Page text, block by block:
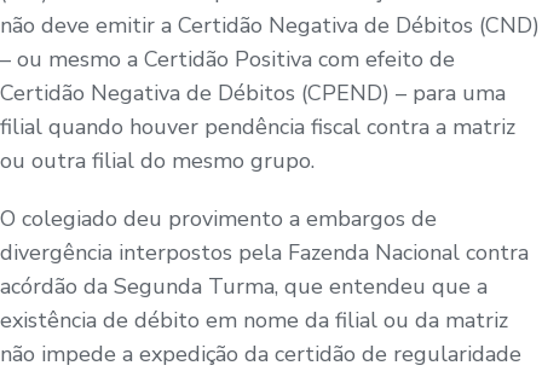
não deve emitir a Certidão Negativa de Débitos (CND)
– ou mesmo a Certidão Positiva com efeito de
Certidão Negativa de Débitos (CPEND) – para uma
filial quando houver pendência fiscal contra a matriz
ou outra filial do mesmo grupo.
O colegiado deu provimento a embargos de
divergência interpostos pela Fazenda Nacional contra
acórdão da Segunda Turma, que entendeu que a
existência de débito em nome da filial ou da matriz
não impede a expedição da certidão de regularidade